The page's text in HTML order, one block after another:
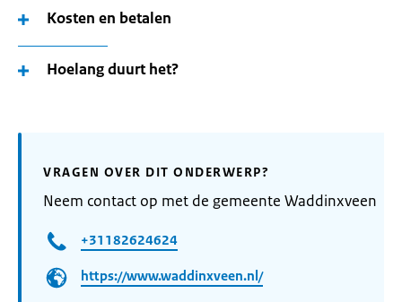
Kosten en betalen
Hoelang duurt het?
VRAGEN OVER DIT ONDERWERP?
Neem contact op met de gemeente Waddinxveen
+31182624624
https://www.waddinxveen.nl/